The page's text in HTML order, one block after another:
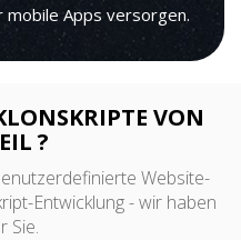
Apps versorgen.
VON
?
Website-
Entwicklung - wir haben
Sie.